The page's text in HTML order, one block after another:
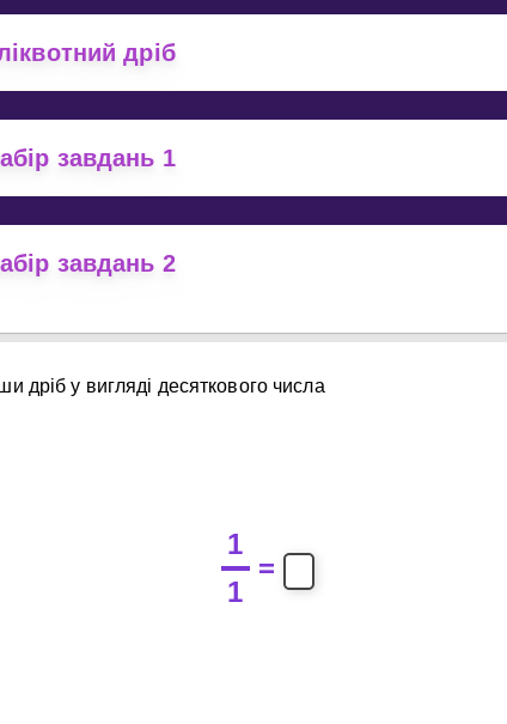
дріб
завдань 1
завдань 2
дріб у вигляді десяткового числа
1
1
=